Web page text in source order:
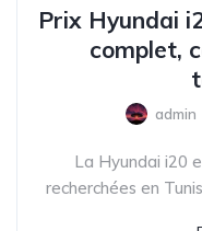
Prix Hyundai
complet,
admin
La Hyundai i20
recherchées en